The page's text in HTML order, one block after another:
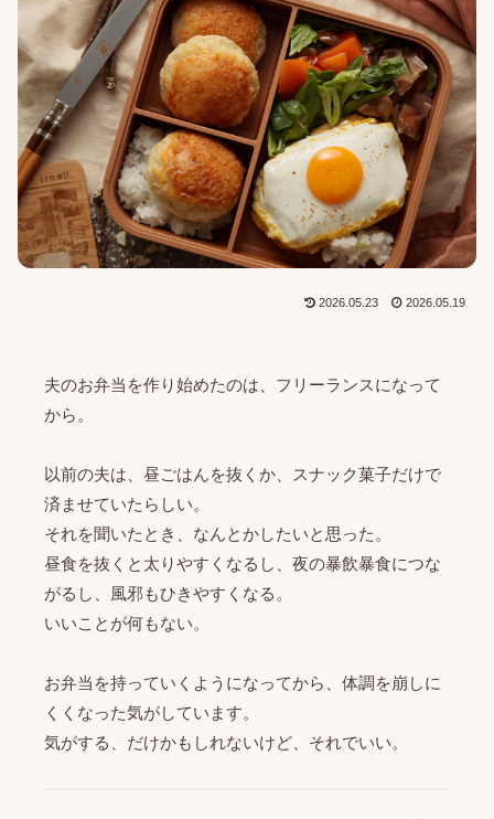
2026.05.23 2026.05.19
夫のお弁当を作り始めたのは、フリーランスになって
から。
以前の夫は、昼ごはんを抜くか、スナック菓子だけで
済ませていたらしい。
それを聞いたとき、なんとかしたいと思った。
昼食を抜くと太りやすくなるし、夜の暴飲暴食につな
がるし、風邪もひきやすくなる。
いいことが何もない。
お弁当を持っていくようになってから、体調を崩しに
くくなった気がしています。
気がする、だけかもしれないけど、それでいい。